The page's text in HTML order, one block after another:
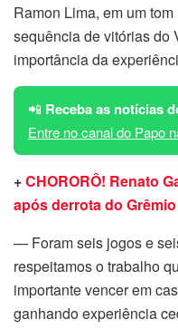
Ramon Lima, em um
sequência de vitórias do
importância da
📲 Receba as notícias
Entre no canal do Papo
+CHORORÔ! Renato
após derrota do Grêmio
— Foram seis jogos e
respeitamos o trabalho
importante vencer em
ganhando experiência